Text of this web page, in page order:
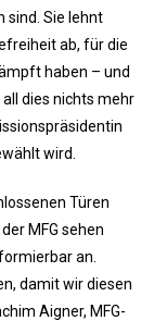
sind. Sie lehnt
ab, für die
haben – und
dies nichts mehr
wird.
Türen
MFG sehen
an.
damit wir diesen
Aigner, MFG-